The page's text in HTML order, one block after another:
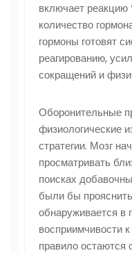
включает реакцию
количество
гормоны готовят
реагированию,
сокращений и
Оборонительные
физиологические
стратегии. Мозг
просматривать
поисках
были бы
обнаруживается в
восприимчивости
правило